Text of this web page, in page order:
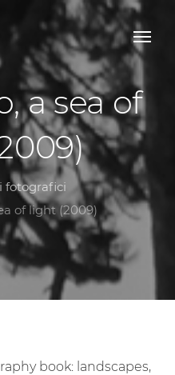
a sea of
fotografici
of light (2009)
book: landscapes,